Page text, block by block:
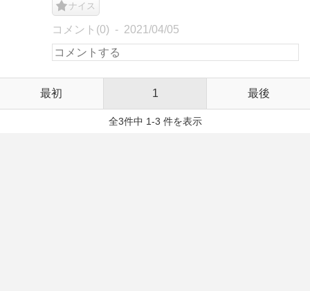
ナイス
コメント(0) 2021/04/05
最初 1 最後
全3件中 1-3 件を表示